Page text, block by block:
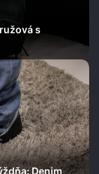
s
Denim,